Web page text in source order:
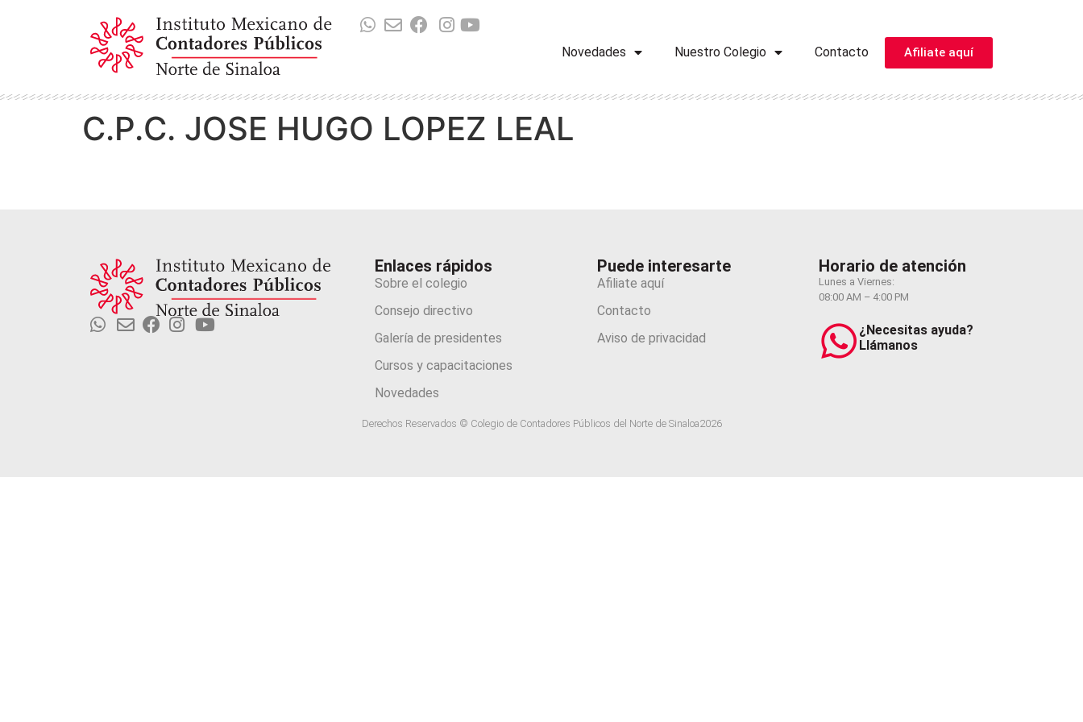
Novedades Nuestro Colegio Contacto Afiliate aquí
C.P.C. JOSE HUGO LOPEZ LEAL
Enlaces rápidos
Sobre el colegio
Consejo directivo
Galería de presidentes
Cursos y capacitaciones
Novedades
Puede interesarte
Afiliate aquí
Contacto
Aviso de privacidad
Horario de atención
Lunes a Viernes:
08:00 AM – 4:00 PM
¿Necesitas ayuda?
Llámanos
Derechos Reservados © Colegio de Contadores Públicos del Norte de Sinaloa2026